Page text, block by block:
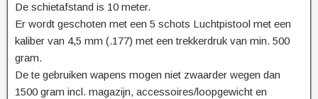
De schietafstand is 10 meter.
Er wordt geschoten met een 5 schots Luchtpistool met een
kaliber van 4,5 mm (.177) met een trekkerdruk van min. 500
gram.
De te gebruiken wapens mogen niet zwaarder wegen dan
1500 gram incl. magazijn, accessoires/loopgewicht en